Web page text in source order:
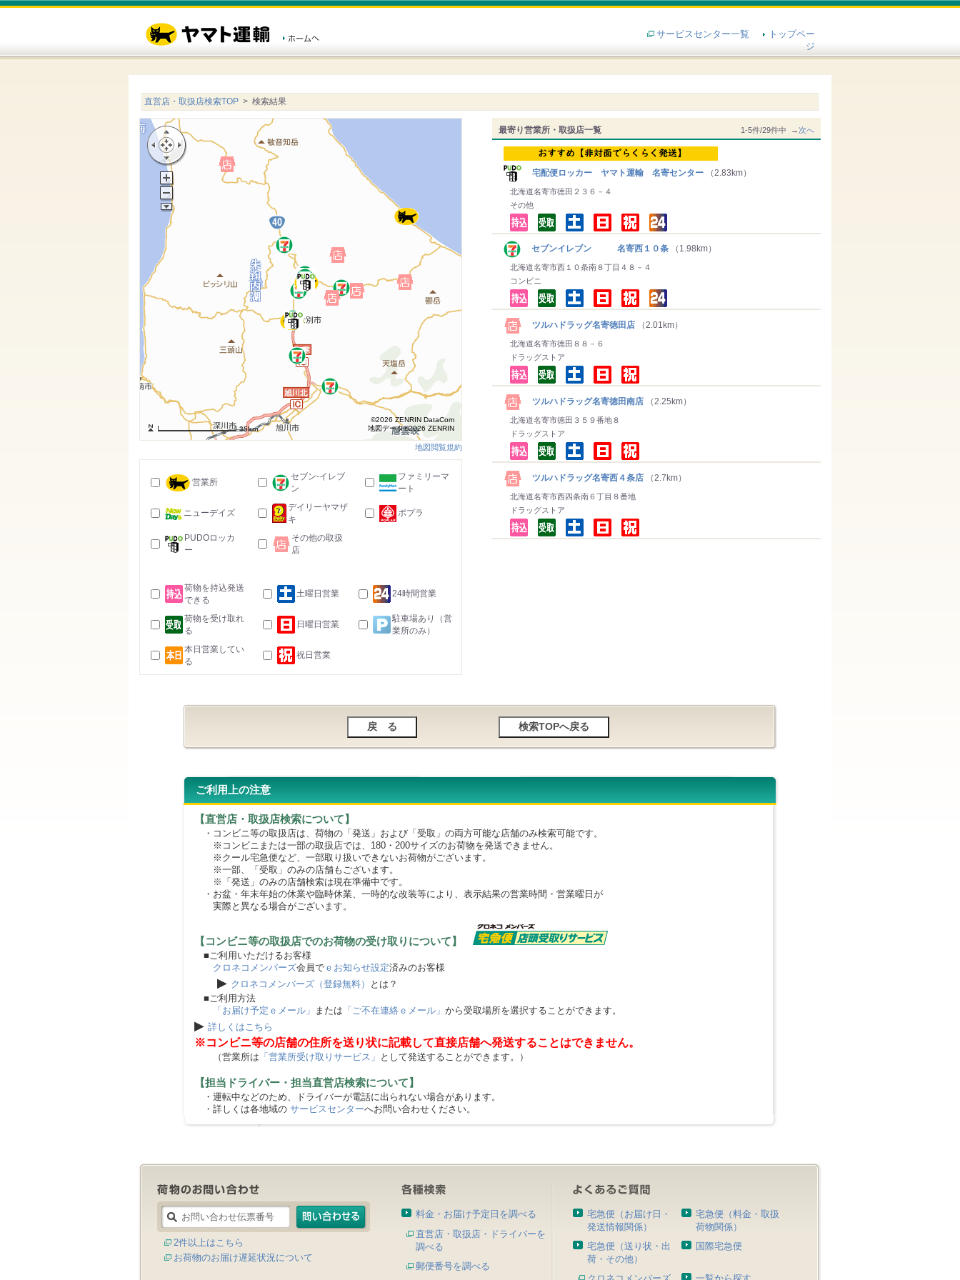
サービスセンター一覧
トップペー
ジ
直営店・取扱店検索TOP > 検索結果
最寄り営業所・取扱店一覧 1-5件/29件中 →次へ
宅配便ロッカー ヤマト運輸 名寄センター （2.83km）
北海道名寄市徳田２３６－４
その他
セブンイレブン 名寄西１０条 （1.98km）
北海道名寄市西１０条南８丁目４８－４
コンビニ
ツルハドラッグ名寄徳田店 （2.01km）
北海道名寄市徳田８８－６
ドラッグストア
ツルハドラッグ名寄徳田南店 （2.25km）
北海道名寄市徳田３５９番地８
ドラッグストア
ツルハドラッグ名寄西４条店 （2.7km）
北海道名寄市西四条南６丁目８番地
ドラッグストア
35km
©2026 ZENRIN DataCom
地図データ©2026 ZENRIN
地図閲覧規約
営業所
セブン-イレブ
ン
ファミリーマ
ート
ニューデイズ
デイリーヤマザ
キ
ポプラ
PUDOロッカ
ー
その他の取扱
店
荷物を持込発送
できる
土曜日営業 24時間営業
荷物を受け取れ
る
日曜日営業
駐車場あり（営
業所のみ）
本日営業してい
る
祝日営業
ご利用上の注意
【直営店・取扱店検索について】
・コンビニ等の取扱店は、荷物の「発送」および「受取」の両方可能な店舗のみ検索可能です。
※コンビニまたは一部の取扱店では、180・200サイズのお荷物を発送できません。
※クール宅急便など、一部取り扱いできないお荷物がございます。
※一部、「受取」のみの店舗もございます。
※「発送」のみの店舗検索は現在準備中です。
・お盆・年末年始の休業や臨時休業、一時的な改装等により、表示結果の営業時間・営業曜日が
実際と異なる場合がございます。
【コンビニ等の取扱店でのお荷物の受け取りについて】
■ご利用いただけるお客様
クロネコメンバーズ会員で ｅお知らせ設定済みのお客様
▶ クロネコメンバーズ（登録無料）
とは？
■ご利用方法
「お届け予定ｅメール」 または 「ご不在連絡ｅメール」 から受取場所を選択することができます。
▶ 詳しくはこちら
※コンビニ等の店舗の住所を送り状に記載して直接店舗へ発送することはできません。
（営業所は 「営業所受け取りサービス」 として発送することができます。）
【担当ドライバー・担当直営店検索について】
・運転中などのため、ドライバーが電話に出られない場合があります。
・詳しくは各地域の サービスセンターへお問い合わせください。
2件以上はこちら
お荷物のお届け遅延状況について
料金・お届け予定日を調べる
直営店・取扱店・ドライバーを
調べる
郵便番号を調べる
宅急便（お届け日・
発送情報関係）
宅急便（料金・取扱
荷物関係）
宅急便（送り状・出
荷・その他）
国際宅急便